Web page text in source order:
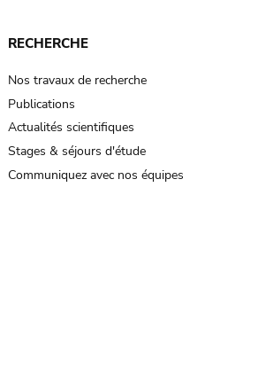
RECHERCHE
Nos travaux de recherche
Publications
Actualités scientifiques
Stages & séjours d'étude
Communiquez avec nos équipes